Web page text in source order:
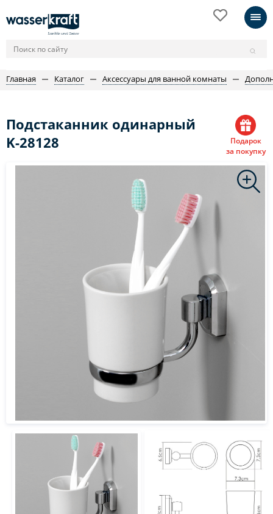
Главная Каталог Аксессуары для ванной комнаты
Подстаканник одинарный
K-28128
Подарок
за покупку